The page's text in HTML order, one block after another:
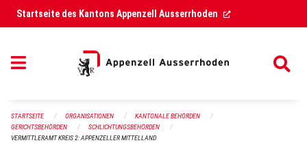
Navigation überspringen
Startseite des Kantons Appenzell Ausserrhoden (External Link)
STARTSEITE ORGANISATIONEN
KANTONALE BEHÖRDEN
GERICHTSBEHÖRDEN
SCHLICHTUNGSBEHÖRDEN
VERMITTLERAMT KREIS 2: APPENZELLER MITTELLAND